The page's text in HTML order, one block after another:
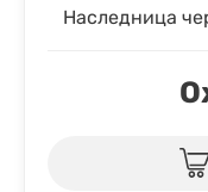
Наследница